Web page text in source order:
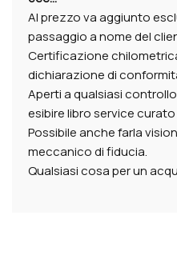
Al prezzo va aggiunto
passaggio a nome del
Certificazione
dichiarazione di
Aperti a qualsiasi
esibire libro service
Possibile anche farla
meccanico di fiducia.
Qualsiasi cosa per un